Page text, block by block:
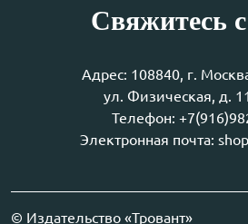
Свяжитесь
Адрес: 108840, г.
ул. Физическая, д.
Телефон:
Электронная почта:
© Издательство «Тровант»